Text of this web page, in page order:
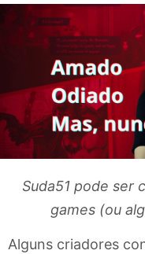
Suda51 pode ser
games (ou
Alguns criadores